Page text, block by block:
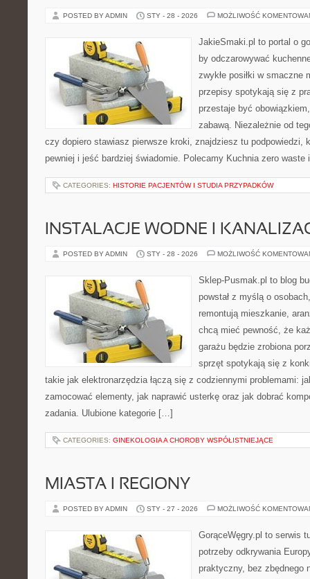
POSTED BY ADMIN STY - 28 - 2026 MOŻLIWOŚĆ
JakieSmaki.pl to portal o
by odczarowywać
zwykłe posiłki w smaczne
przepisy spotykają się z
przestaje być
zabawą. Niezależnie od
czy dopiero stawiasz pierwsze kroki, znajdziesz tu podpowiedzi,
pewniej i jeść bardziej świadomie. Polecamy Kuchnia zero
CATEGORIES: HISTORIE PACJENTÓW I STUDIA PRZYPADKÓW
INSTALACJE WODNE I
POSTED BY ADMIN STY - 28 - 2026 MOŻLIWOŚĆ
Sklep-Pusmak.pl to blog
powstał z myślą o
remontują mieszkanie,
chcą mieć pewność, że
garażu będzie zrobiona
sprzęt spotykają się z
takie jak elektronarzędzia łączą się z codziennymi problemami:
zamocować elementy, jak naprawić usterkę oraz jak dobrać
zadania. Ulubione kategorie […]
CATEGORIES: GINEKOLOGIA A CHOROBY WSPÓŁISTNIEJĄCE
MIASTA I REGIONY
POSTED BY ADMIN STY - 27 - 2026 MOŻLIWOŚĆ
GorąceWęgry.pl to serwis
potrzeby odkrywania
praktyczny, bez zbędnego